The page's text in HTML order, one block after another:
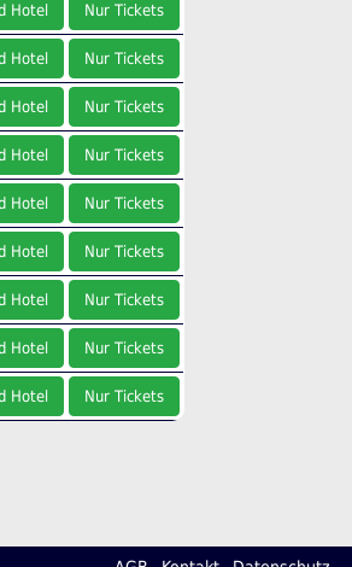
Hotel Nur Tickets
Hotel Nur Tickets
Hotel Nur Tickets
Hotel Nur Tickets
Hotel Nur Tickets
Hotel Nur Tickets
Hotel Nur Tickets
Hotel Nur Tickets
Hotel Nur Tickets